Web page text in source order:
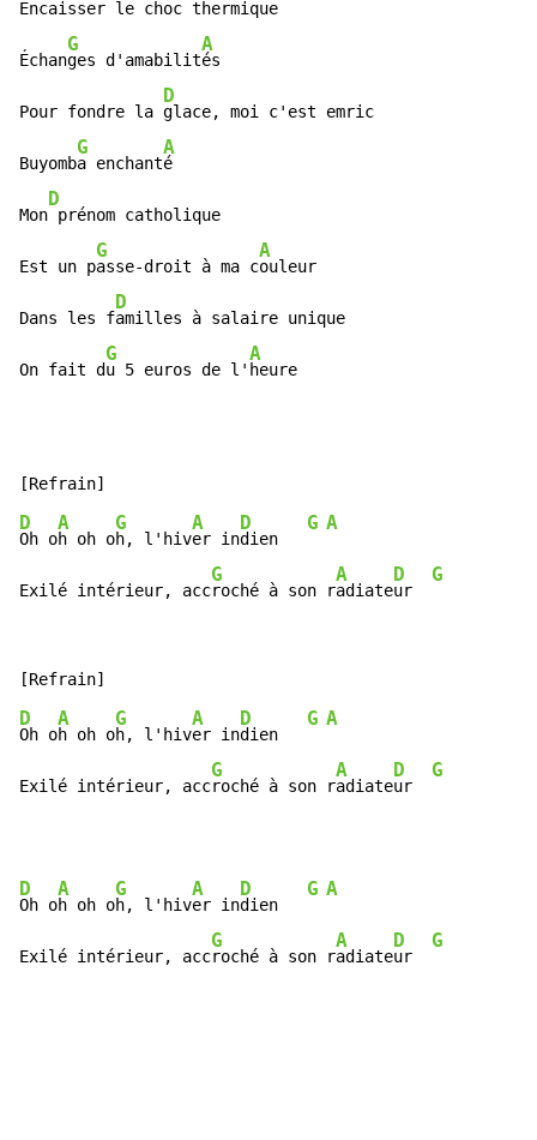
Encaisser le choc thermique
Échan
G
ges d'amabilit
A
és
Pour fondre la
D
glace, moi c'est emric
Buyomb
G
a enchant
A
é
Mon
D
prénom catholique
Est un p
G
asse-droit à ma c
A
ouleur
Dans les f
D
amilles à salaire unique
On fait d
G
u 5 euros de l'
A
heure
D
Oh o
A
h oh o
G
h, l'hiv
A
er in
D
dien
G A
Exilé intérieur, acc
G
roché à son r
A
adiate
D
ur
G
D
Oh o
A
h oh o
G
h, l'hiv
A
er in
D
dien
G A
Exilé intérieur, acc
G
roché à son r
A
adiate
D
ur
G
D
Oh o
A
h oh o
G
h, l'hiv
A
er in
D
dien
G A
Exilé intérieur, acc
G
roché à son r
A
adiate
D
ur
G